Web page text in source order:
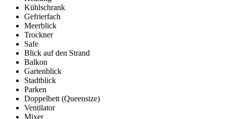
Kühlschrank
Gefrierfach
Meerblick
Trockner
Safe
Blick auf den Strand
Balkon
Gartenblick
Stadtblick
Parken
Doppelbett (Queensize)
Ventilator
Mixer